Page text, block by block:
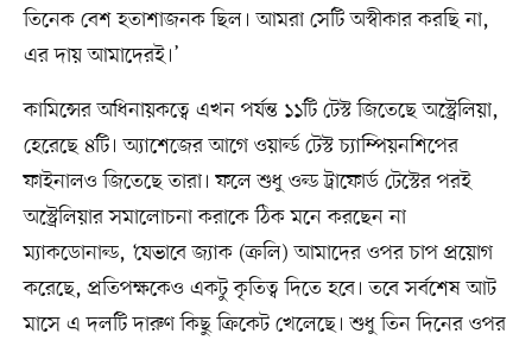
তিনেক বেশ হতাশাজনক ছিল। আমরা সেটি অস্বীকার করছি না,
এর দায় আমাদেরই।’
কামিন্সের অধিনায়কত্বে এখন পর্যন্ত ১১টি টেস্ট জিতেছে অস্ট্রেলিয়া,
হেরেছে ৪টি। অ্যাশেজের আগে ওয়ার্ল্ড টেস্ট চ্যাম্পিয়নশিপের
ফাইনালও জিতেছে তারা। ফলে শুধু ওল্ড ট্রাফোর্ড টেস্টের পরই
অস্ট্রেলিয়ার সমালোচনা করাকে ঠিক মনে করছেন না
ম্যাকডোনাল্ড, ‘যেভাবে জ্যাক (ক্রলি) আমাদের ওপর চাপ প্রয়োগ
করেছে, প্রতিপক্ষকেও একটু কৃতিত্ব দিতে হবে। তবে সর্বশেষ আট
মাসে এ দলটি দারুণ কিছু ক্রিকেট খেলেছে। শুধু তিন দিনের ওপর